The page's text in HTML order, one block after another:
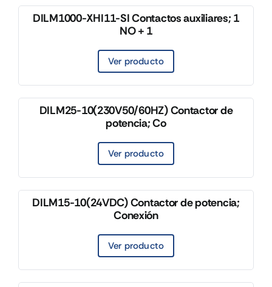
DILM1000-XHI11-SI Contactos auxiliares; 1
NO + 1
Ver producto
DILM25-10(230V50/60HZ) Contactor de
potencia; Co
Ver producto
DILM15-10(24VDC) Contactor de potencia;
Conexión
Ver producto